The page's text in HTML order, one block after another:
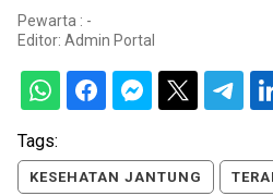
Pewarta : -
Editor: Admin Portal
Tags:
KESEHATAN JANTUNG